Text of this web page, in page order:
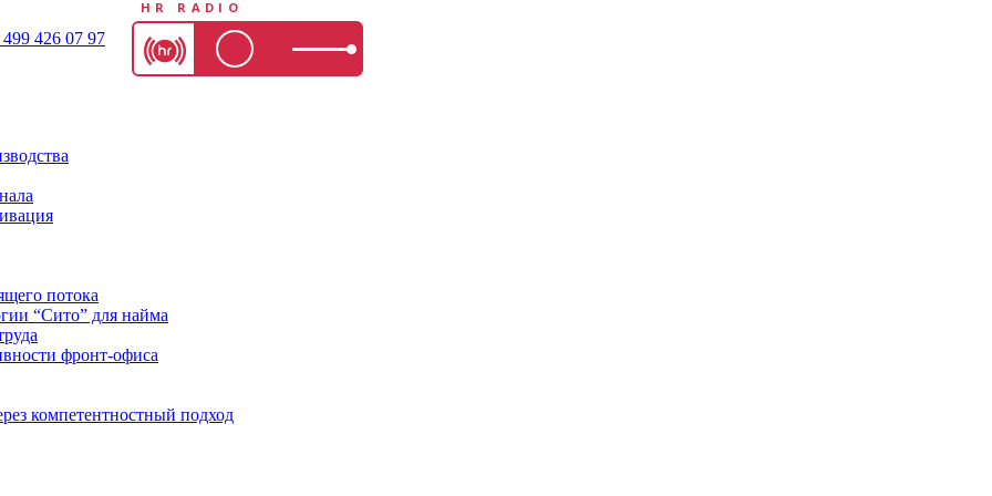
426 07 97
потока
“Сито” для найма
фронт-офиса
компетентностный подход
HR RADIO